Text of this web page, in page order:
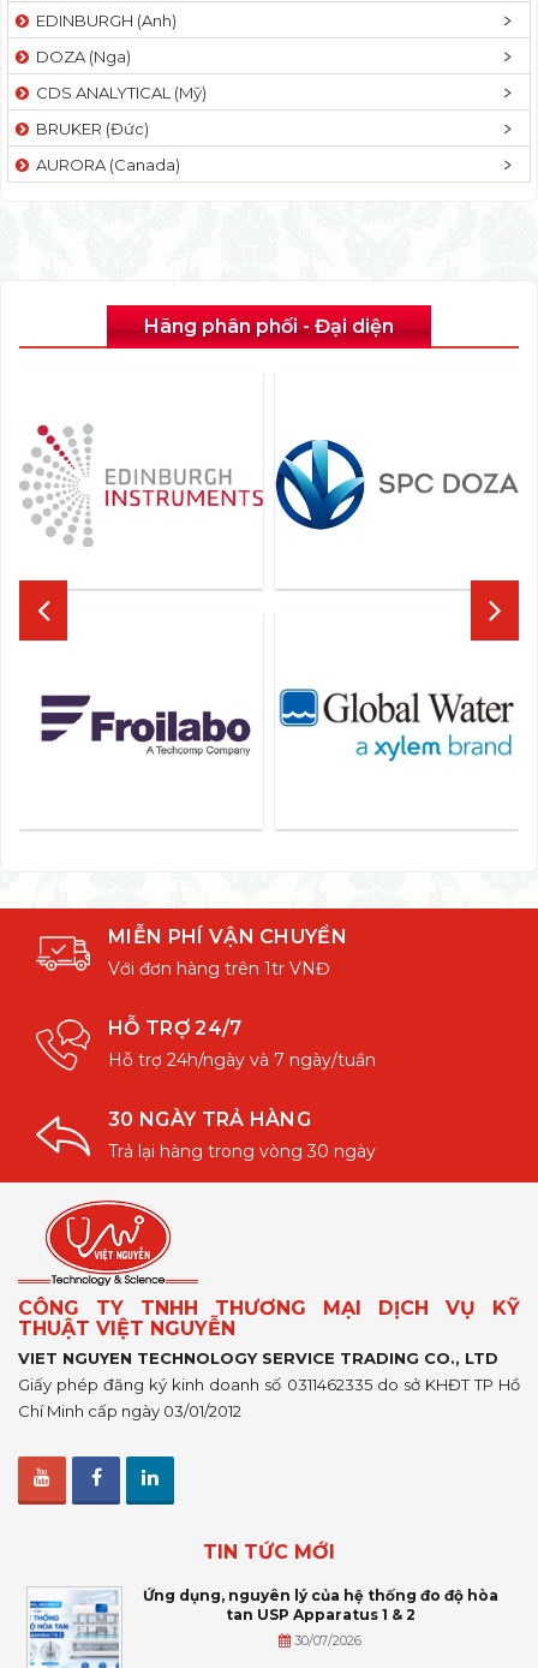
EDINBURGH (Anh)
DOZA (Nga)
CDS ANALYTICAL (Mỹ)
BRUKER (Đức)
AURORA (Canada)
Hãng phân phối - Đại diện
MIỄN PHÍ VẬN CHUYỂN
Với đơn hàng trên 1tr VNĐ
HỖ TRỢ 24/7
Hỗ trợ 24h/ngày và 7 ngày/tuần
30 NGÀY TRẢ HÀNG
Trả lại hàng trong vòng 30 ngày
CÔNG TY TNHH THƯƠNG MẠI DỊCH VỤ KỸ
THUẬT VIỆT NGUYỄN
VIET NGUYEN TECHNOLOGY SERVICE TRADING CO., LTD
Giấy phép đăng ký kinh doanh số 0311462335 do sở KHĐT TP Hồ
Chí Minh cấp ngày 03/01/2012
TIN TỨC MỚI
Ứng dụng, nguyên lý của hệ thống đo độ hòa
tan USP Apparatus 1 & 2
30/07/2026